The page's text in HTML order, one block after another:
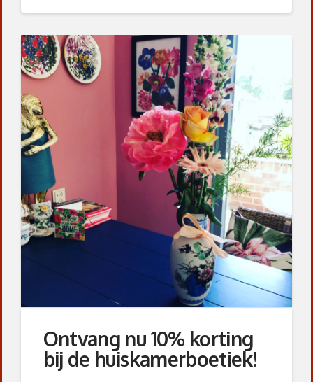
Ontvang nu 10% korting
bij de huiskamerboetiek!